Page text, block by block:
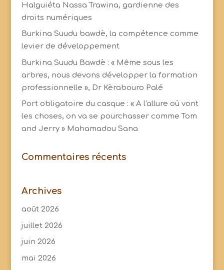
Halguiéta Nassa Trawina, gardienne des
droits numériques
Burkina Suudu bawdè, la compétence comme
levier de développement
Burkina Suudu Bawdè : « Même sous les
arbres, nous devons développer la formation
professionnelle », Dr Kèrabouro Palé
Port obligatoire du casque : « A l'allure où vont
les choses, on va se pourchasser comme Tom
and Jerry » Mahamadou Sana
Commentaires récents
Archives
août 2026
juillet 2026
juin 2026
mai 2026